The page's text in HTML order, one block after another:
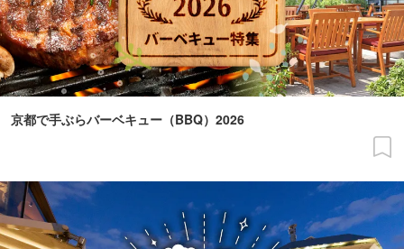
京都で手ぶらバーベキュー（BBQ）2026